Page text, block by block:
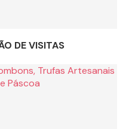
DE VISITAS